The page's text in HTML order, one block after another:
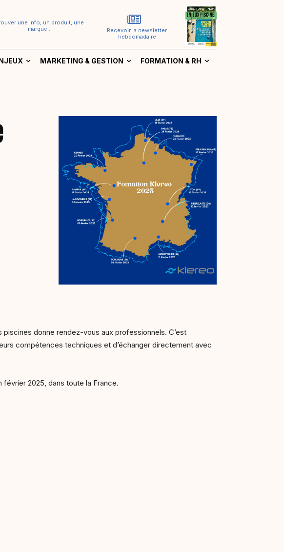
une info, un produit, une
marque...
Recevoir la newsletter
hebdomadaire
MARKETING & GESTION FORMATION & RH
donne rendez-vous aux professionnels. C’est
leurs compétences techniques et d’échanger directement avec
2025, dans toute la France.